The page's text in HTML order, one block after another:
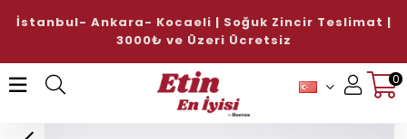
İstanbul- Ankara- Kocaeli | Soğuk Zincir Teslimat |
3000₺ ve Üzeri Ücretsiz
0